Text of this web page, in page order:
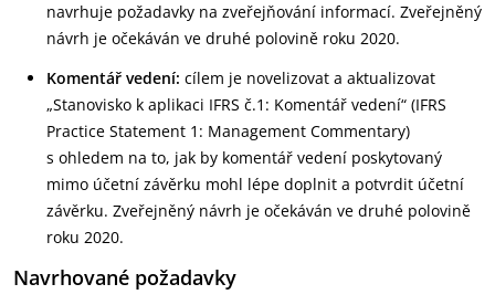
navrhuje požadavky na zveřejňování informací. Zveřejněný
návrh je očekáván ve druhé polovině roku 2020.
Komentář vedení: cílem je novelizovat a aktualizovat
„Stanovisko k aplikaci IFRS č.1: Komentář vedení“ (IFRS
Practice Statement 1: Management Commentary)
s ohledem na to, jak by komentář vedení poskytovaný
mimo účetní závěrku mohl lépe doplnit a potvrdit účetní
závěrku. Zveřejněný návrh je očekáván ve druhé polovině
roku 2020.
Navrhované požadavky